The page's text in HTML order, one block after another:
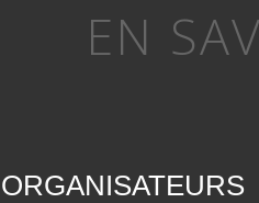
EN
ORGANISATEURS